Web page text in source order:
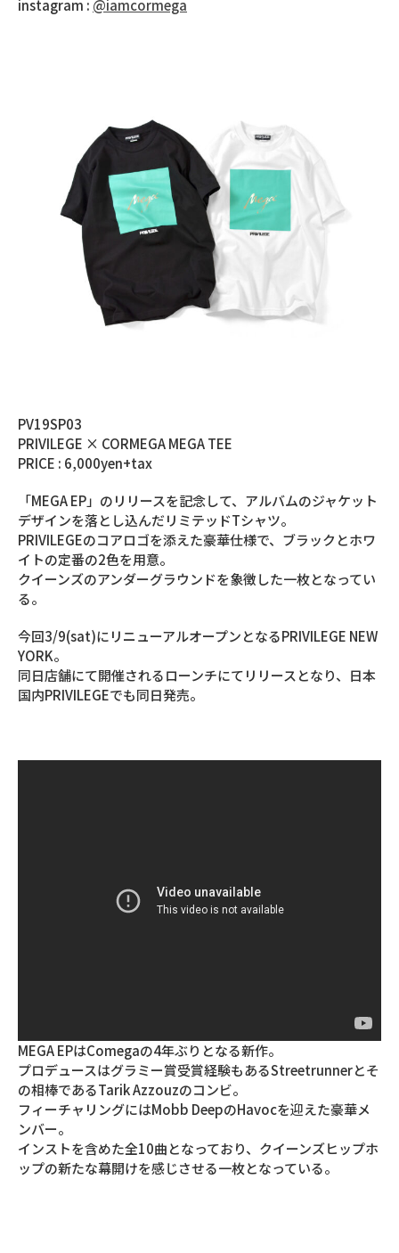
instagram : @iamcormega
PV19SP03
PRIVILEGE × CORMEGA MEGA TEE
PRICE : 6,000yen+tax
「MEGA EP」のリリースを記念して、アルバムのジャケット
デザインを落とし込んだリミテッドTシャツ。
PRIVILEGEのコアロゴを添えた豪華仕様で、ブラックとホワ
イトの定番の2色を用意。
クイーンズのアンダーグラウンドを象徴した一枚となってい
る。
今回3/9(sat)にリニューアルオープンとなるPRIVILEGE NEW
YORK。
同日店舗にて開催されるローンチにてリリースとなり、日本
国内PRIVILEGEでも同日発売。
MEGA EPはComegaの4年ぶりとなる新作。
プロデュースはグラミー賞受賞経験もあるStreetrunnerとそ
の相棒であるTarik Azzouzのコンビ。
フィーチャリングにはMobb DeepのHavocを迎えた豪華メ
ンバー。
インストを含めた全10曲となっており、クイーンズヒップホ
ップの新たな幕開けを感じさせる一枚となっている。